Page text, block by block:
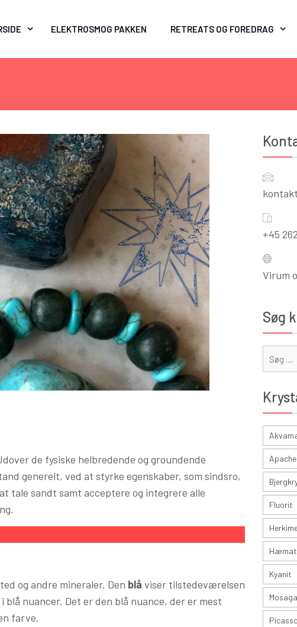
ELEKTROSMOG PAKKEN RETREATS OG FOREDRAG
de fysiske helbredende og groundende
generelt, ved at styrke egenskaber, som sindsro,
tale sandt samt acceptere og integrere alle
og andre mineraler. Den blå viser tilstedeværelsen
nuancer. Det er den blå nuance, der er mest
farve.
+45
Virum
Søg
Fluorit
Kyanit